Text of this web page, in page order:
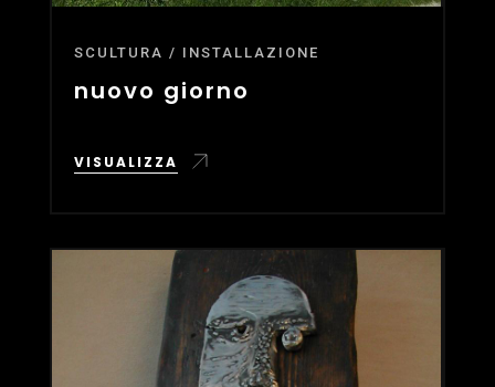
SCULTURA / INSTALLAZIONE
nuovo giorno
VISUALIZZA